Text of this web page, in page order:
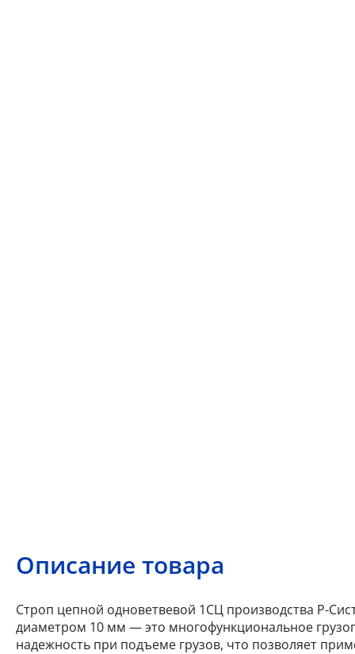
Описание товара
Строп цепной одноветвевой 1СЦ производства Р-
диаметром 10 мм — это многофункциональное
надежность при подъеме грузов, что позволяет